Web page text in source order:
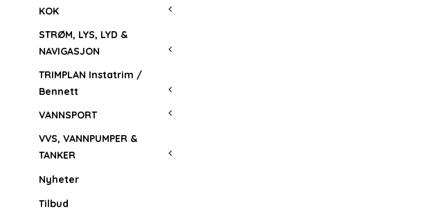
KOK
STRØM, LYS, LYD &
NAVIGASJON
TRIMPLAN Instatrim /
Bennett
VANNSPORT
VVS, VANNPUMPER &
TANKER
Nyheter
Tilbud